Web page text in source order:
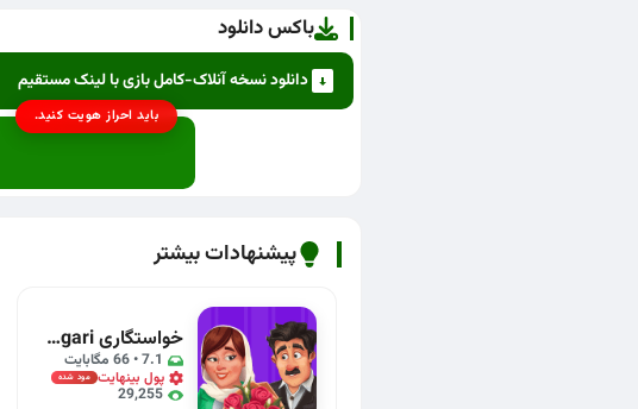
باکس دانلود
دانلود نسخه آنلاک-کامل بازی با لینک مستقیم
باید احراز هویت کنید.
پیشنهادات بیشتر
خواستگاری khastegari
7.1 • 66 مگابایت
پول بینهایت مود شده
29,255